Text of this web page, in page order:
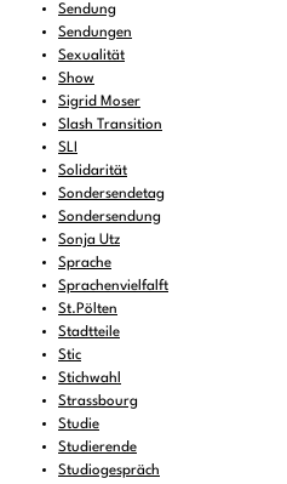
Sendung
Sendungen
Sexualität
Show
Sigrid Moser
Slash Transition
SLI
Solidarität
Sondersendetag
Sondersendung
Sonja Utz
Sprache
Sprachenvielfalft
St.Pölten
Stadtteile
Stic
Stichwahl
Strassbourg
Studie
Studierende
Studiogespräch